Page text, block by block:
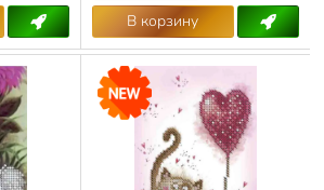
В корзину